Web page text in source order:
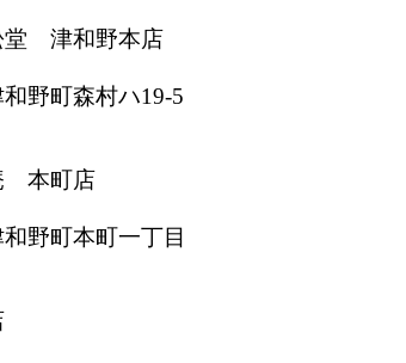
津和野本店
野町森村ハ19-5
本町店
野町本町一丁目